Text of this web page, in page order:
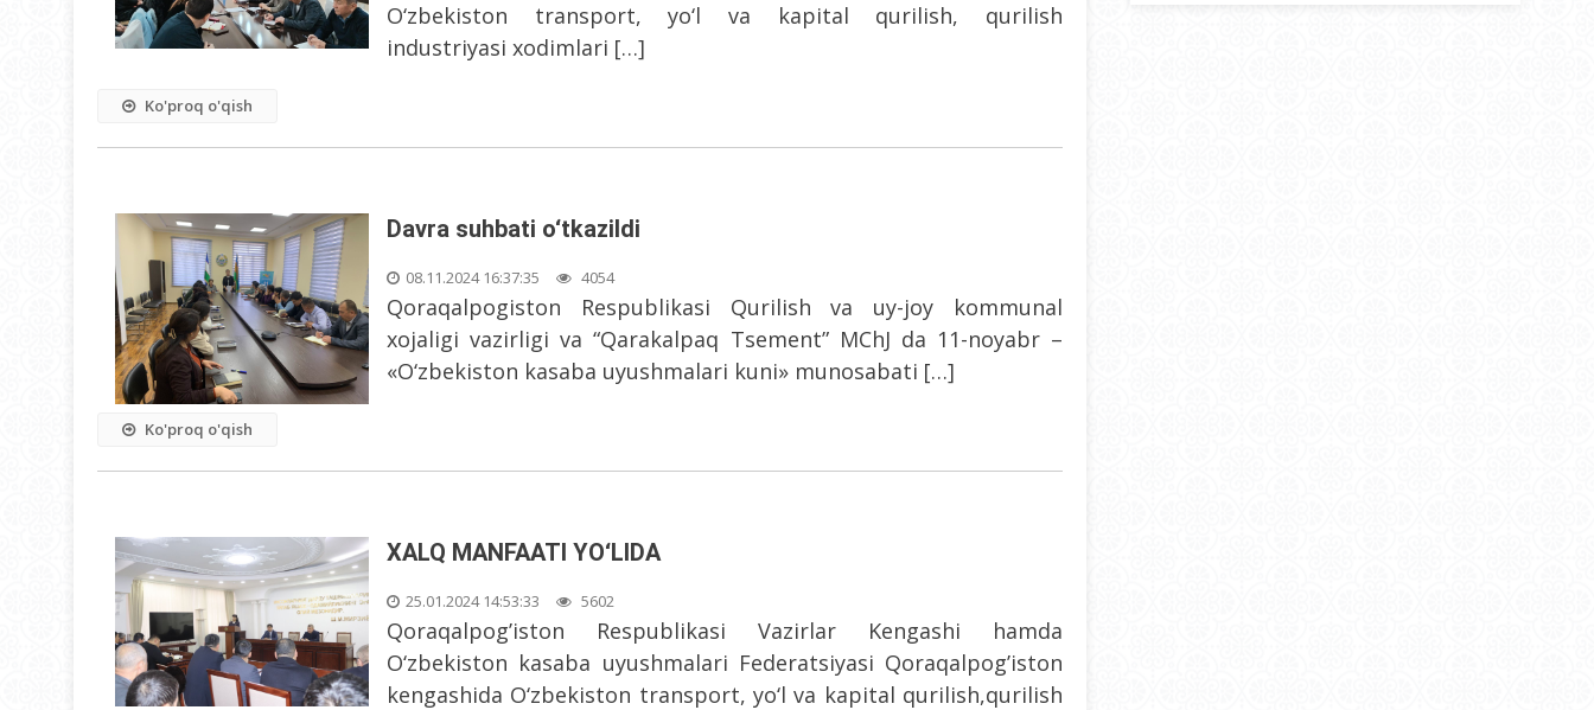
O‘zbekiston transport, yo‘l va kapital qurilish, qurilish
industriyasi xodimlari […]
Ko'proq o'qish
Davra suhbati o‘tkazildi
08.11.2024 16:37:35 4054
Qoraqalpogiston Respublikasi Qurilish va uy-joy kommunal
xojaligi vazirligi va “Qarakalpaq Tsement” MChJ da 11-noyabr –
«O‘zbekiston kasaba uyushmalari kuni» munosabati […]
Ko'proq o'qish
XALQ MANFAATI YO‘LIDA
25.01.2024 14:53:33 5602
Qoraqalpog’iston Respublikasi Vazirlar Kengashi hamda
O‘zbekiston kasaba uyushmalari Federatsiyasi Qoraqalpog’iston
kengashida O‘zbekiston transport, yo‘l va kapital qurilish,qurilish